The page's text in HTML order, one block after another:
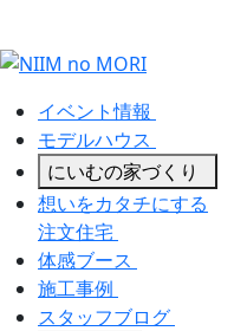
イベント情報
モデルハウス
にいむの家づくり
想いをカタチにする
注文住宅
体感ブース
施工事例
スタッフブログ